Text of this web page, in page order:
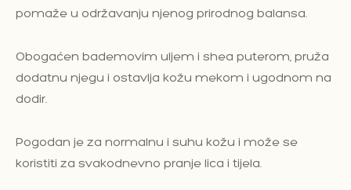
pomaže u održavanju njenog prirodnog balansa.
Obogaćen bademovim uljem i shea puterom, pruža
dodatnu njegu i ostavlja kožu mekom i ugodnom na
dodir.
Pogodan je za normalnu i suhu kožu i može se
koristiti za svakodnevno pranje lica i tijela.